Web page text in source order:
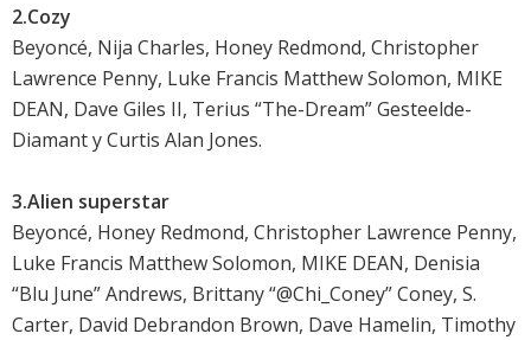
2.Cozy
Beyoncé, Nija Charles, Honey Redmond, Christopher
Lawrence Penny, Luke Francis Matthew Solomon, MIKE
DEAN, Dave Giles II, Terius “The-Dream” Gesteelde-
Diamant y Curtis Alan Jones.
3.Alien superstar
Beyoncé, Honey Redmond, Christopher Lawrence Penny,
Luke Francis Matthew Solomon, MIKE DEAN, Denisia
“Blu June” Andrews, Brittany “@Chi_Coney” Coney, S.
Carter, David Debrandon Brown, Dave Hamelin, Timothy